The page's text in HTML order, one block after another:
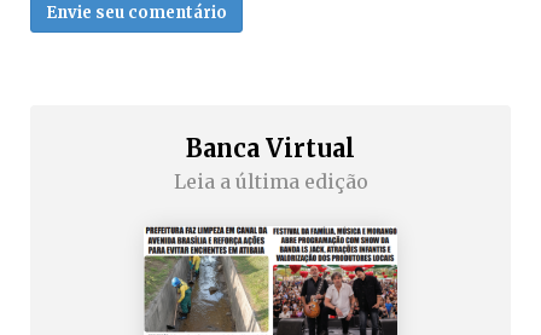
Envie seu comentário
Banca Virtual
Leia a última edição